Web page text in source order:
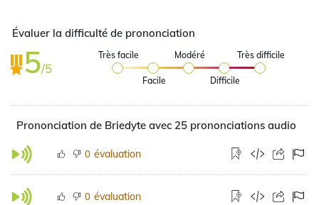
Évaluer la difficulté de prononciation
5/5
Très facile
Facile
Modéré
Difficile
Très difficile
Prononciation de Briedyte avec 25 prononciations audio
0 évaluation
0 évaluation